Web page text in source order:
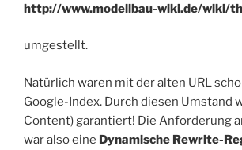
http://www.modellbau-wiki.de/wiki/
umgestellt.
Natürlich waren mit der alten URL
Google-Index. Durch diesen Umstand
Content) garantiert! Die Anforderung
war also eine Dynamische Rewrite-